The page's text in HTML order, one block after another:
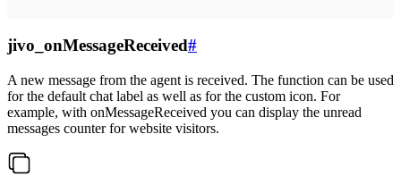
jivo_onMessageReceived#
A new message from the agent is received. The function can be used
for the default chat label as well as for the custom icon. For
example, with onMessageReceived you can display the unread
messages counter for website visitors.